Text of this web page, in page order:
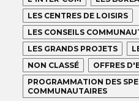
LES CENTRES DE LOISIRS
LES CONSEILS
LES GRANDS PROJETS
NON CLASSÉ
OFFRES
PROGRAMMATION DES
COMMUNAUTAIRES